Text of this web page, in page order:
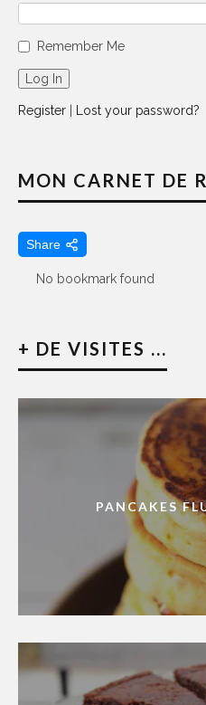
Remember Me
Register Lost your password?
MON CARNET DE
Share
No bookmark found
+ DE VISITES ...
PANCAKES